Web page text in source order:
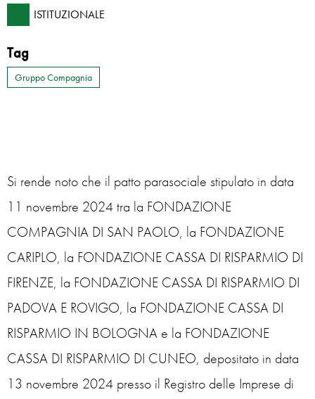
ISTITUZIONALE
Tag
Gruppo Compagnia
Si rende noto che il patto parasociale stipulato in data
11 novembre 2024 tra la FONDAZIONE
COMPAGNIA DI SAN PAOLO, la FONDAZIONE
CARIPLO, la FONDAZIONE CASSA DI RISPARMIO DI
FIRENZE, la FONDAZIONE CASSA DI RISPARMIO DI
PADOVA E ROVIGO, la FONDAZIONE CASSA DI
RISPARMIO IN BOLOGNA e la FONDAZIONE
CASSA DI RISPARMIO DI CUNEO, depositato in data
13 novembre 2024 presso il Registro delle Imprese di